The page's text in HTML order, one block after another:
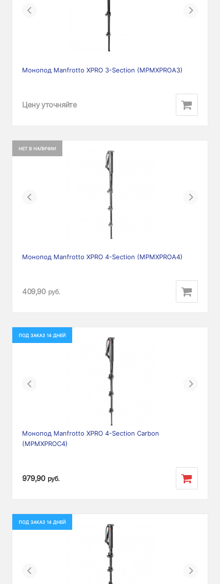
Previous Next
Монопод Manfrotto XPRO 3-Section (MPMXPROA3)
Цену уточняйте
НЕТ В НАЛИЧИИ
Previous Next
Монопод Manfrotto XPRO 4-Section (MPMXPROA4)
409,90 руб.
ПОД ЗАКАЗ 14 ДНЕЙ
Previous Next
Монопод Manfrotto XPRO 4-Section Carbon
(MPMXPROC4)
979,90 руб.
ПОД ЗАКАЗ 14 ДНЕЙ
Previous Next